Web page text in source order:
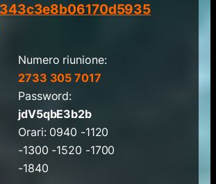
Numero riunione:
2733 305 7017
Password:
jdV5qbE3b2b
Orari: 0940 -1120
-1300 -1520 -1700
-1840